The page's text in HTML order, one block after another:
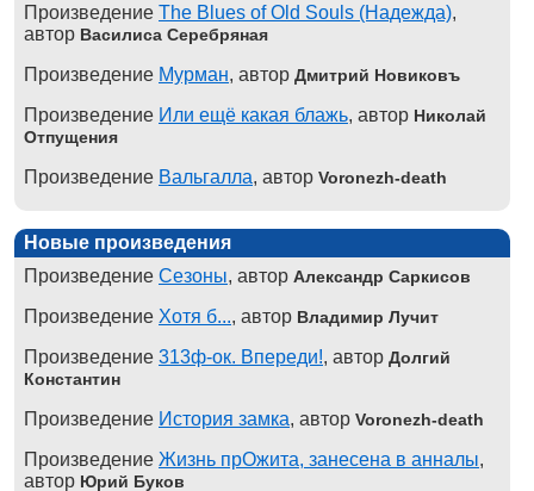
Произведение The Blues of Old Souls (Надежда),
автор Василиса Серебряная
Произведение Мурман, автор Дмитрий Новиковъ
Произведение Или ещё какая блажь, автор Николай
Отпущения
Произведение Вальгалла, автор Voronezh-death
Новые произведения
Произведение Сезоны, автор Александр Саркисов
Произведение Хотя б..., автор Владимир Лучит
Произведение 313ф-ок. Впереди!, автор Долгий
Константин
Произведение История замка, автор Voronezh-death
Произведение Жизнь прОжита, занесена в анналы,
автор Юрий Буков